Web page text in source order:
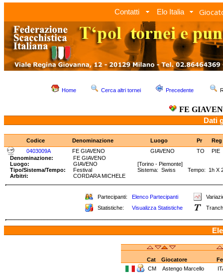
Contatti Elo Italia
Home Cerca altri tornei Precedente
FE
Dati
Codice Denominazione Luogo Pr
Reg
0403009A
FE GIAVENO GIAVENO TO
PIE
Denominazione:
FE GIAVENO
Luogo:
GIAVENO
[Torino - Piemonte]
Tipo/Sistema/Tempo:
Festival
Sistema: Swiss Tempo: 1h X
Arbitri:
CORDARA MICHELE
Partecipanti: Elenco Partecipanti
Statistiche:
Visualizza Statistiche
Cat Giocatore
CM
Astengo Marcello